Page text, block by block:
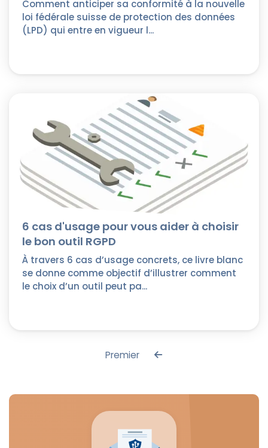
Comment anticiper sa conformité à la nouvelle
loi fédérale suisse de protection des données
(LPD) qui entre en vigueur l...
6 cas d'usage pour vous aider à choisir
le bon outil RGPD
À travers 6 cas d’usage concrets, ce livre blanc
se donne comme objectif d’illustrer comment
le choix d’un outil peut pa...
Premier